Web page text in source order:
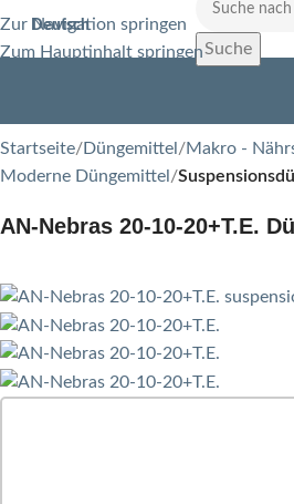
Zur Navigation springen
Zum Hauptinhalt springen
Deutsch
Suche
Startseite Düngemittel
Makro -
Moderne Düngemittel
AN-Nebras 20-10-20+T.E.